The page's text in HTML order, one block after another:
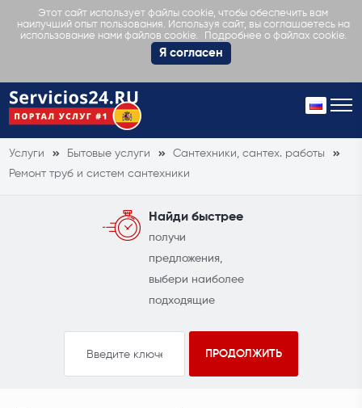
Этот сайт использует файлы cookie, чтобы обеспечить вам
наилучший опыт пользования. Используя сайт, вы соглашаетесь на
использование нами файлов cookie.
Подробнее о файлах cookie.
Я согласен
Услуги Бытовые услуги
Сантехники, сантех. работы
Ремонт труб и систем сантехники
Найди быстрее
получи
предложения,
выбери наиболее
подходящие